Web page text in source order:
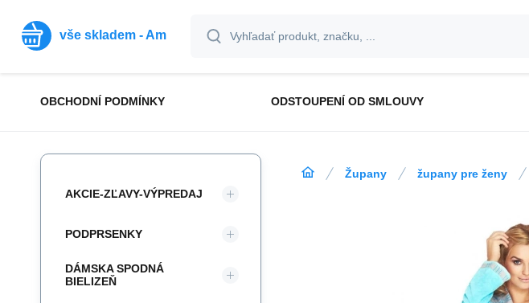
vše skladem - Am
OBCHODNÍ PODMÍNKY ODSTOUPENÍ OD SMLOUVY
Župany župany pre ženy
AKCIE-ZĽAVY-VÝPREDAJ
PODPRSENKY
DÁMSKA SPODNÁ
BIELIZEŇ